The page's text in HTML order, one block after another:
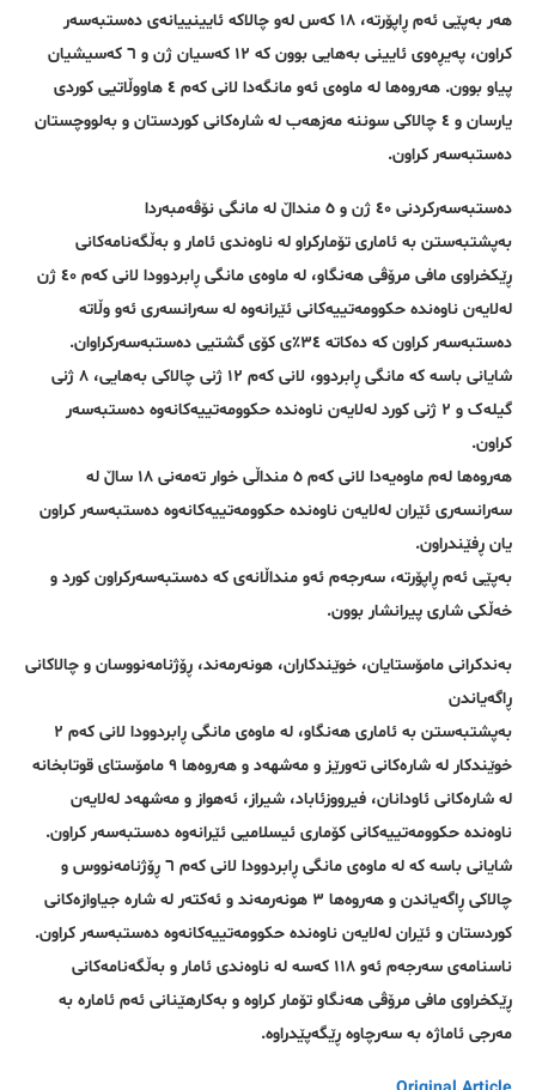
هەر بەپێی ئەم ڕاپۆرتە، ١٨ کەس لەو چالاکە ئایینییانەی دەستبەسەر
کراون، پەیڕەوی ئایینی بەهایی بوون کە ١٢ کەسیان ژن و ٦ کەسیشیان
پیاو بوون. هەروەها لە ماوەی ئەو مانگەدا لانی کەم ٤ هاووڵاتیی کوردی
یارسان و ٤ چالاکی سوننە مەزهەب لە شارەکانی کوردستان و بەلووچستان
دەستبەسەر کراون.
دەستبەسەرکردنی ٤٠ ژن و ٥ منداڵ لە مانگی نۆڤەمبەردا
بەپشتبەستن بە ئاماری تۆمارکراو لە ناوەندی ئامار و بەڵگەنامەکانی
ڕێکخراوی مافی مرۆڤی هەنگاو، لە ماوەی مانگی ڕابردوودا لانی کەم ٤٠ ژن
لەلایەن ناوەندە حکوومەتییەکانی ئێرانەوە لە سەرانسەری ئەو وڵاتە
دەستبەسەر کراون کە دەکاتە ٣٤٪ی کۆی گشتیی دەستبەسەرکراوان.
شایانی باسە کە مانگی ڕابردوو، لانی کەم ١٢ ژنی چالاکی بەهایی، ٨ ژنی
گیلەک و ٢ ژنی کورد لەلایەن ناوەندە حکوومەتییەکانەوە دەستبەسەر
کراون.
هەروەها لەم ماوەیەدا لانی کەم ٥ منداڵی خوار تەمەنی ١٨ ساڵ لە
سەرانسەری ئێران لەلایەن ناوەندە حکوومەتییەکانەوە دەستبەسەر کراون
یان ڕفێندراون.
بەپێی ئەم ڕاپۆرتە، سەرجەم ئەو منداڵانەی کە دەستبەسەرکراون کورد و
خەڵکی شاری پیرانشار بوون.
بەندکرانی مامۆستایان، خوێندکاران، هونەرمەند، ڕۆژنامەنووسان و چالاکانی
ڕاگەیاندن
بەپشتبەستن بە ئاماری هەنگاو، لە ماوەی مانگی ڕابردوودا لانی کەم ٢
خوێندکار لە شارەکانی تەورێز و مەشهەد و هەروەها ٩ مامۆستای قوتابخانە
لە شارەکانی ئاودانان، فیرووزئاباد، شیراز، ئەهواز و مەشهەد لەلایەن
ناوەندە حکوومەتییەکانی کۆماری ئیسلامیی ئێرانەوە دەستبەسەر کراون.
شایانی باسە کە لە ماوەی مانگی ڕابردوودا لانی کەم ٦ ڕۆژنامەنووس و
چالاکی ڕاگەیاندن و هەروەها ٣ هونەرمەند و ئەکتەر لە شارە جیاوازەکانی
کوردستان و ئێران لەلایەن ناوەندە حکوومەتییەکانەوە دەستبەسەر کراون.
ناسنامەی سەرجەم ئەو ١١٨ کەسە لە ناوەندی ئامار و بەڵگەنامەکانی
ڕێکخراوی مافی مرۆڤی هەنگاو تۆمار کراوە و بەکارهێنانی ئەم ئامارە بە
مەرجی ئاماژە بە سەرچاوە ڕێگەپێدراوە.